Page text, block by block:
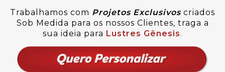
Trabalhamos com Projetos Exclusivoscriados
Sob Medida para os nossos Clientes, traga a
sua ideia para Lustres Gênesis.